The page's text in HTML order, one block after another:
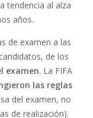
tendencia al alza
años.
de examen a las
de los
examen. La FIFA
las reglas
del examen, no
de realización).